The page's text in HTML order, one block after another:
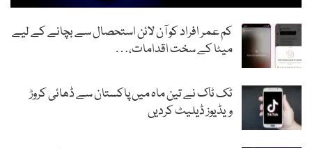
کم عمر افراد کو آن لائن استحصال سے بچانے کے لیے
میٹا کے سخت اقدامات،…
ٹک ٹاک نے تین ماہ میں پاکستان سے ڈھائی کروڑ
ویڈیوز ڈیلیٹ کردیں